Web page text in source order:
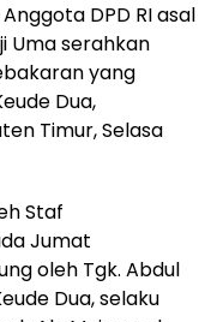
Anggota DPD RI asal
Uma serahkan
yang
Dua,
Timur, Selasa
Staf
Jumat
oleh Tgk. Abdul
Dua, selaku